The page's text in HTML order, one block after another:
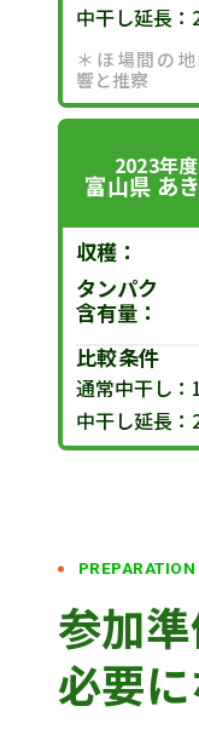
中干し延長：
＊ほ場間の
響と推察
2023年
富山県 あ
収穫：
タンパク
含有量：
比較条件
通常中干し：
中干し延長：
参加
必要